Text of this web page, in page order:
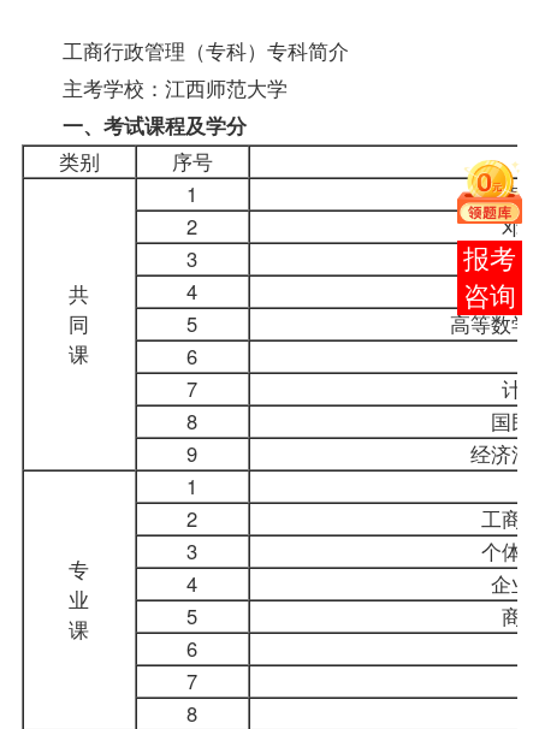
工商行政管理（专科） 专科简介
主考学校：江西师范大学
一、考试课程及学分
类别
序号
共
同
课
1
马克
2
邓
3
法律基
4
政治经
5
高等数学
6
7
计
8
国民
9
经济法
专
业
课
1
2
工商
3
个体
4
企业
5
商
6
7
8
报考
咨询